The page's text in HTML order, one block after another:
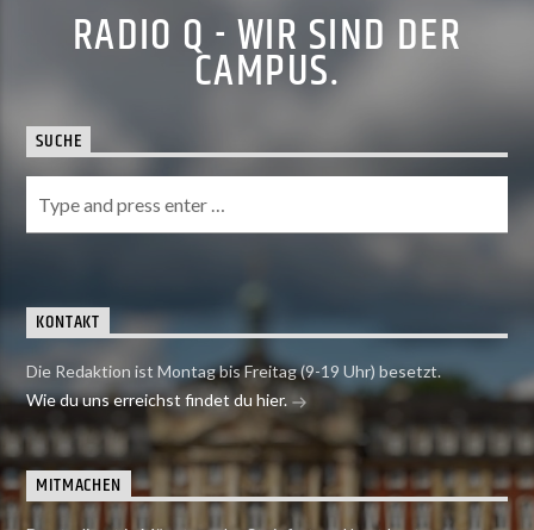
RADIO Q - WIR SIND DER
CAMPUS.
SUCHE
KONTAKT
Die Redaktion ist Montag bis Freitag (9-19 Uhr) besetzt.
Wie du uns erreichst findet du hier.
MITMACHEN